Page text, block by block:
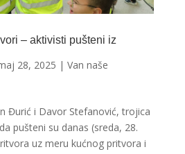
– aktivisti pušteni iz
28, 2025 | Van naše
Đurić i Davor Stefanović, trojica
pušteni su danas (sreda, 28.
uz meru kućnog pritvora i